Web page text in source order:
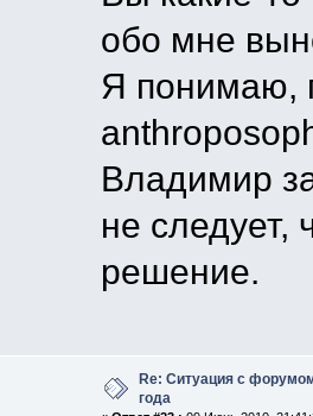
обо мне
Я понимаю,
Владимир
не следует,
решение.
Re: Ситуация с
года